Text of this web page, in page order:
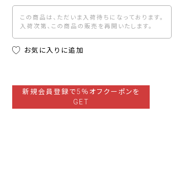
この商品は、ただいま入荷待ちになっております。
入荷次第、この商品の販売を再開いたします。
お気に入りに追加
新規会員登録で5％オフクーポンを
GET